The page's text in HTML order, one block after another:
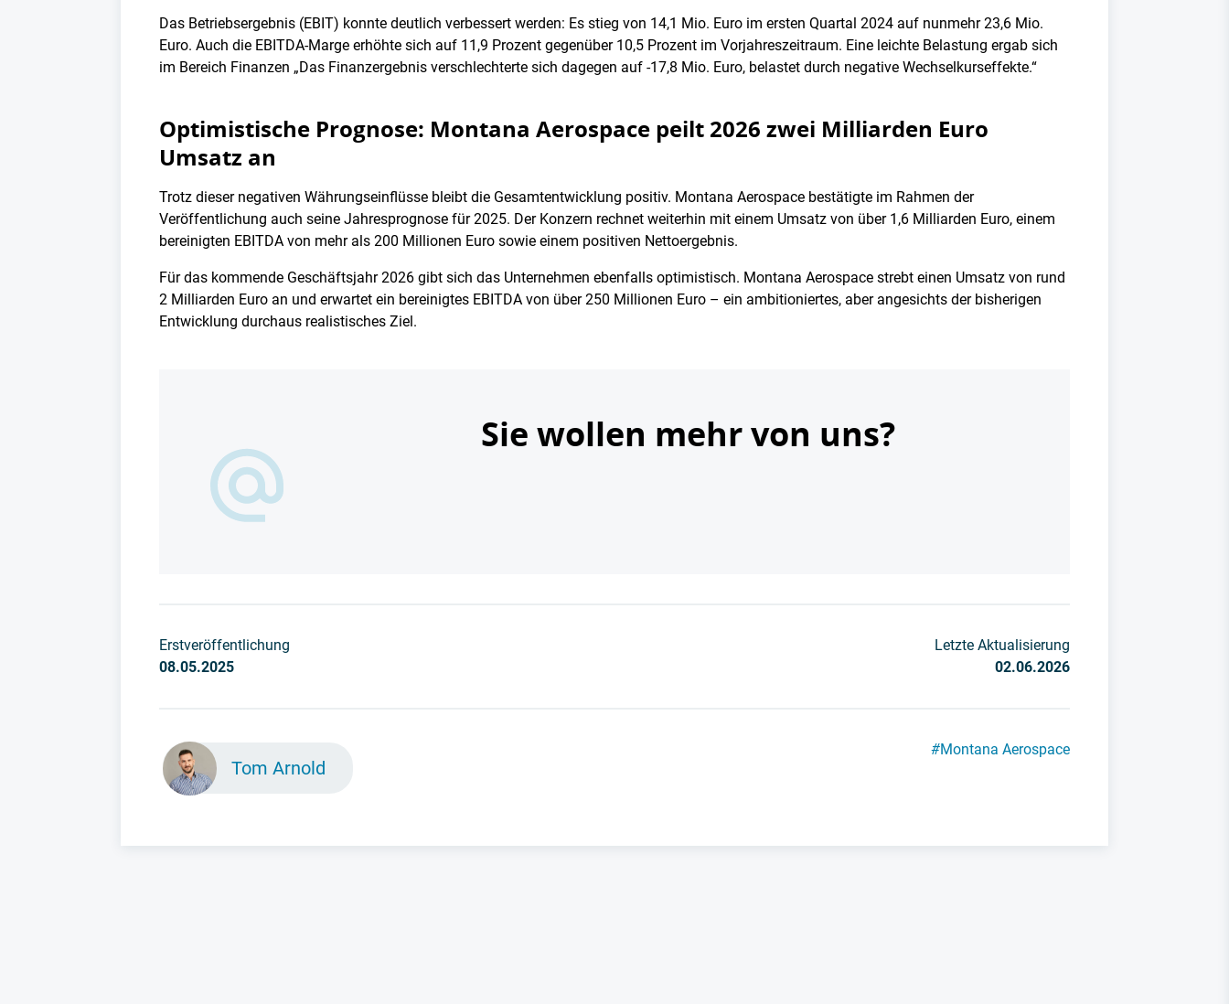
Das Betriebsergebnis (EBIT) konnte deutlich verbessert werden: Es stieg von 14,1 Mio. Euro im ersten Quartal 2024 auf nunmehr 23,6 Mio.
Euro. Auch die EBITDA-Marge erhöhte sich auf 11,9 Prozent gegenüber 10,5 Prozent im Vorjahreszeitraum. Eine leichte Belastung ergab sich
im Bereich Finanzen „Das Finanzergebnis verschlechterte sich dagegen auf -17,8 Mio. Euro, belastet durch negative Wechselkurseffekte.“
Optimistische Prognose: Montana Aerospace peilt 2026 zwei Milliarden Euro
Umsatz an
Trotz dieser negativen Währungseinflüsse bleibt die Gesamtentwicklung positiv. Montana Aerospace bestätigte im Rahmen der
Veröffentlichung auch seine Jahresprognose für 2025. Der Konzern rechnet weiterhin mit einem Umsatz von über 1,6 Milliarden Euro, einem
bereinigten EBITDA von mehr als 200 Millionen Euro sowie einem positiven Nettoergebnis.
Für das kommende Geschäftsjahr 2026 gibt sich das Unternehmen ebenfalls optimistisch. Montana Aerospace strebt einen Umsatz von rund
2 Milliarden Euro an und erwartet ein bereinigtes EBITDA von über 250 Millionen Euro – ein ambitioniertes, aber angesichts der bisherigen
Entwicklung durchaus realistisches Ziel.
Sie wollen mehr von uns?
Erstveröffentlichung
08.05.2025
Letzte Aktualisierung
02.06.2026
Tom Arnold
#Montana Aerospace